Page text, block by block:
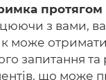
протягом
з вами,
може отримати
запитання
що може